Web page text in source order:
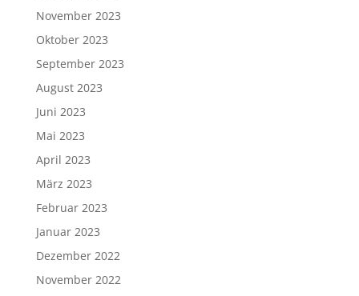
November 2023
Oktober 2023
September 2023
August 2023
Juni 2023
Mai 2023
April 2023
März 2023
Februar 2023
Januar 2023
Dezember 2022
November 2022